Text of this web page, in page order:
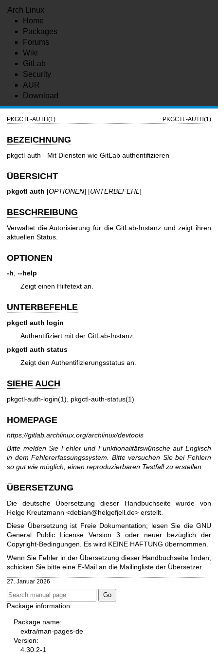
Arch Linux
Home
Packages
Forums
Wiki
GitLab
Security
AUR
Download
PKGCTL-AUTH(1) PKGCTL-AUTH(1)
BEZEICHNUNG
pkgctl-auth - Mit Diensten wie GitLab authentifizieren
ÜBERSICHT
pkgctl auth [OPTIONEN] [UNTERBEFEHL ]
BESCHREIBUNG
Verwaltet die Autorisierung für die GitLab-Instanz und zeigt ihren
aktuellen Status.
OPTIONEN
-h --help
Zeigt einen Hilfetext an.
UNTERBEFEHLE
pkgctl auth login
Authentifiziert mit der GitLab-Instanz.
pkgctl auth status
Zeigt den Authentifizierungsstatus an.
SIEHE AUCH
pkgctl-auth-login(1) pkgctl-auth-status(1)
HOMEPAGE
https://gitlab.archlinux.org/archlinux/devtools
Bitte melden Sie Fehler und Funktionalitätswünsche auf Englisch
in dem Fehlererfassungssystem. Bitte versuchen Sie bei Fehlern
so gut wie möglich, einen reproduzierbaren Testfall zu erstellen.
ÜBERSETZUNG
Die deutsche Übersetzung dieser Handbuchseite wurde von
Helge Kreutzmann <debian@helgefjell.de> erstellt.
Diese Übersetzung ist Freie Dokumentation; lesen Sie die GNU
General Public License Version 3 oder neuer bezüglich der
Copyright-Bedingungen. Es wird KEINE HAFTUNG übernommen.
Wenn Sie Fehler in der Übersetzung dieser Handbuchseite finden,
schicken Sie bitte eine E-Mail an die Mailingliste der Übersetzer.
27. Januar 2026
Package information:
Package name:
extra/man-pages-de
Version:
4.30.2-1